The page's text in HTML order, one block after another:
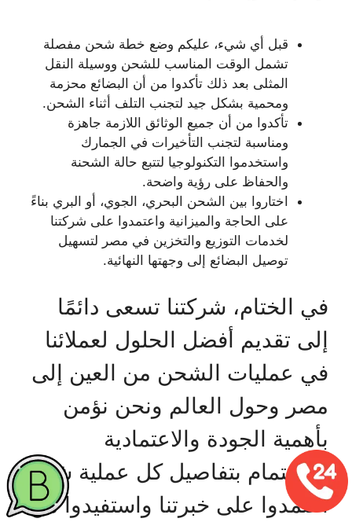
قبل أي شيء، عليكم وضع خطة شحن مفصلة
تشمل الوقت المناسب للشحن ووسيلة النقل
المثلى بعد ذلك تأكدوا من أن البضائع محزمة
ومحمية بشكل جيد لتجنب التلف أثناء الشحن.
تأكدوا من أن جميع الوثائق اللازمة جاهزة
ومناسبة لتجنب التأخيرات في الجمارك
واستخدموا التكنولوجيا لتتبع حالة الشحنة
والحفاظ على رؤية واضحة.
اختاروا بين الشحن البحري، الجوي، أو البري بناءً
على الحاجة والميزانية واعتمدوا على شركتنا
لخدمات التوزيع والتخزين في مصر لتسهيل
توصيل البضائع إلى وجهتها النهائية.
في الختام، شركتنا تسعى دائمًا
إلى تقديم أفضل الحلول لعملائنا
في عمليات الشحن من العين إلى
مصر وحول العالم ونحن نؤمن
بأهمية الجودة والاعتمادية
والاهتمام بتفاصيل كل عملية شحن
اعتمدوا على خبرتنا واستفيدوا من